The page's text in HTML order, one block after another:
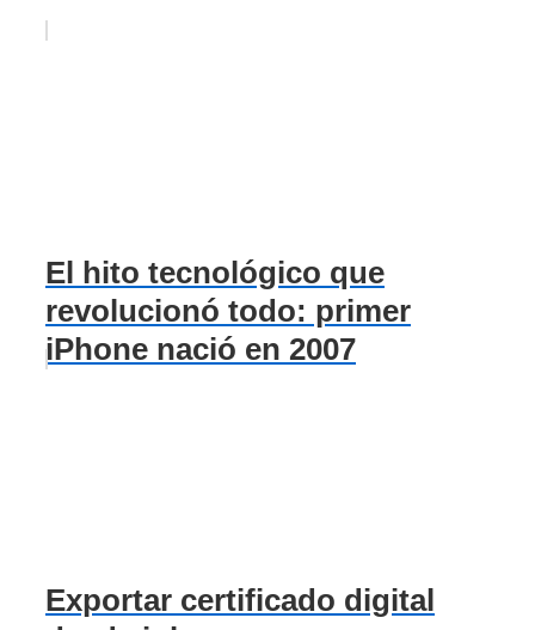
El hito tecnológico que
revolucionó todo: primer
iPhone nació en 2007
Exportar certificado digital